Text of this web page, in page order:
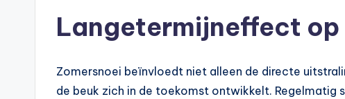
Langetermijneffect
Zomersnoei beïnvloedt niet alleen de directe
de beuk zich in de toekomst ontwikkelt.